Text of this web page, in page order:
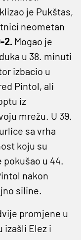
je Pukštas,
neometan
2. Mogao je
u 38. minuti
izbacio u
Pintol, ali
iz
mrežu. U 39.
sa vrha
koju su
u 44.
nakon
siline.
promjene u
izašli Elez i